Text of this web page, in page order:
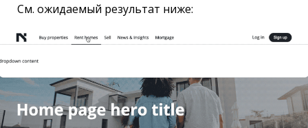
См. ожидаемый результат ниже: